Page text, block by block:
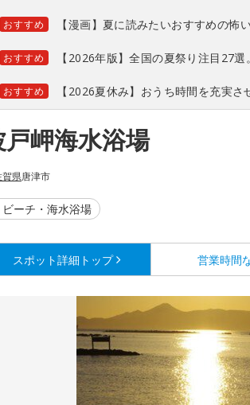
おすすめ 【漫画】夏に読みたいおすすめの怖
おすすめ 【2026年版】全国の夏祭り注目27
おすすめ 【2026夏休み】おうち時間を充実
戸岬海水浴場
賀県唐津市
ビーチ・海水浴場
スポット詳細 トップ 営業時間